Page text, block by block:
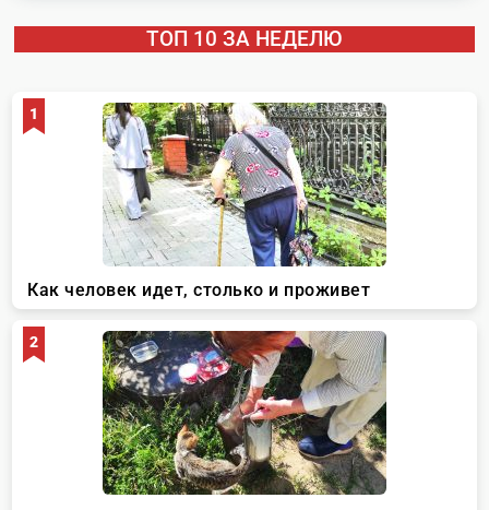
ТОП 10 ЗА НЕДЕЛЮ